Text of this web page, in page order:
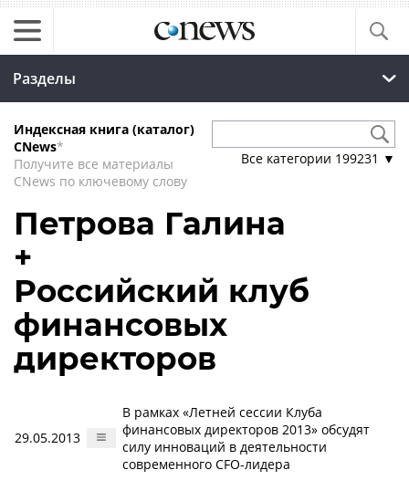
Разделы
Индексная книга (каталог)
CNews*
Получите все материалы
CNews по ключевому слову
Все категории 199231 ▼
Петрова Галина
+
Российский клуб
финансовых
директоров
29.05.2013
В рамках «Летней сессии Клуба
финансовых директоров 2013» обсудят
силу инноваций в деятельности
современного CFO-лидера